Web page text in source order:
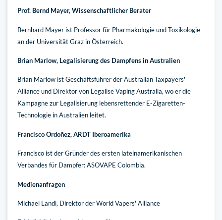
Prof. Bernd Mayer, Wissenschaftlicher Berater
Bernhard Mayer ist Professor für Pharmakologie und Toxikologie
an der Universität Graz in Österreich.
Brian Marlow, Legalisierung des Dampfens in Australien
Brian Marlow ist Geschäftsführer der Australian Taxpayers'
Alliance und Direktor von Legalise Vaping Australia, wo er die
Kampagne zur Legalisierung lebensrettender E-Zigaretten-
Technologie in Australien leitet.
Francisco Ordoñez, ARDT Iberoamerika
Francisco ist der Gründer des ersten lateinamerikanischen
Verbandes für Dampfer: ASOVAPE Colombia.
Medienanfragen
Michael Landl, Direktor der World Vapers' Alliance